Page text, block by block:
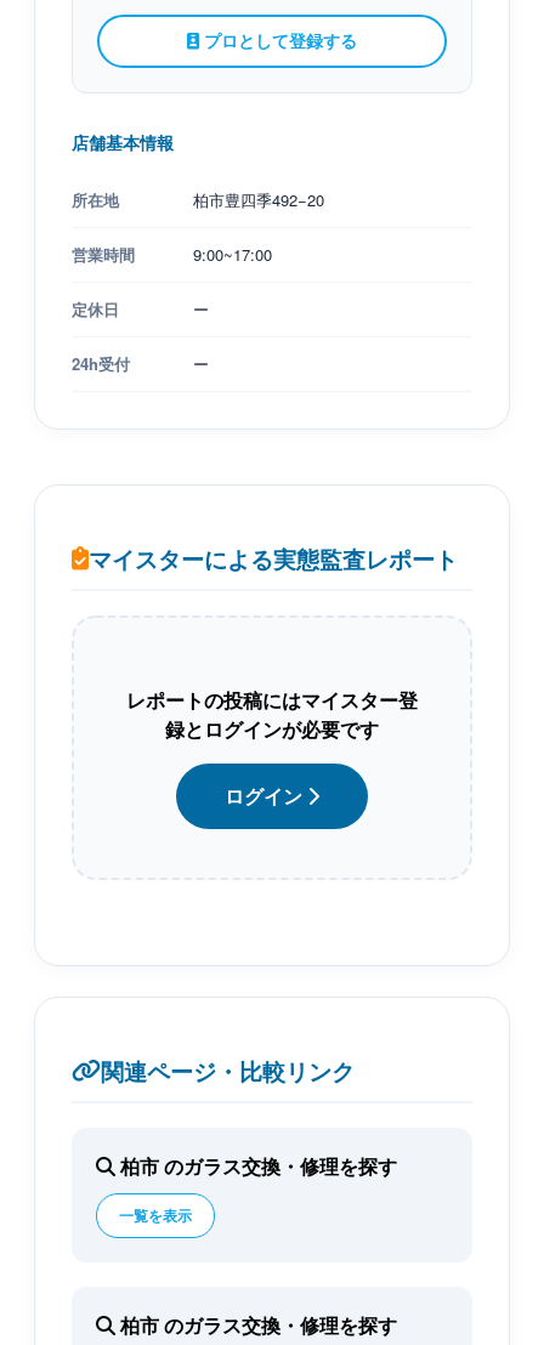
プロとして登録する
店舗基本情報
所在地 柏市豊四季492−20
営業時間 9:00~17:00
定休日 ー
24h受付 ー
マイスターによる実態監査レポート
レポートの投稿にはマイスター登
録とログインが必要です
ログイン
関連ページ・比較リンク
柏市 のガラス交換・修理を探す
一覧を表示
柏市 のガラス交換・修理を探す